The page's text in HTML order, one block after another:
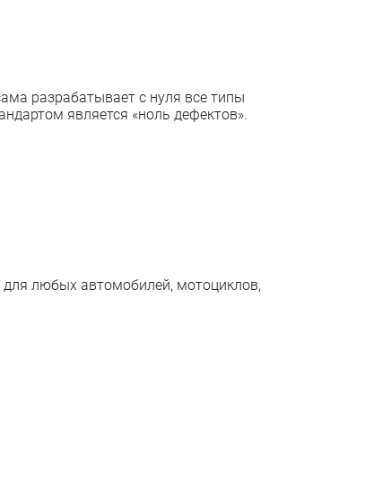
разрабатывает с нуля все типы
является «ноль дефектов».
для любых автомобилей, мотоциклов,